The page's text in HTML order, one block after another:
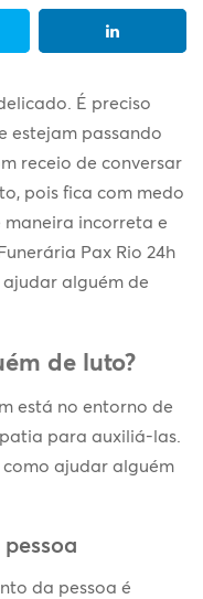
É preciso
estejam passando
receio de conversar
pois fica com medo
incorreta e
Pax Rio 24h
alguém de
de luto?
está no entorno de
para auxiliá-las.
como ajudar alguém
da pessoa é